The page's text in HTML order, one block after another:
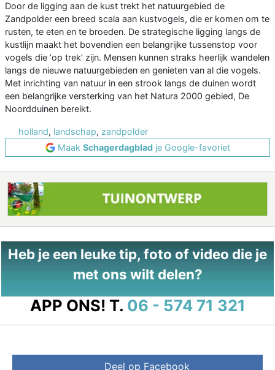
Door de ligging aan de kust trekt het natuurgebied de
Zandpolder een breed scala aan kustvogels, die er komen om te
rusten, te eten en te broeden. De strategische ligging langs de
kustlijn maakt het bovendien een belangrijke tussenstop voor
vogels die ‘op trek’ zijn. Mensen kunnen straks heerlijk wandelen
langs de nieuwe natuurgebieden en genieten van al die vogels.
Met inrichting van natuur in een strook langs de duinen wordt
een belangrijke versterking van het Natura 2000 gebied, De
Noordduinen bereikt.
holland, landschap, zandpolder
Maak Schagerdagbladje Google-favoriet
Heb je een leuke tip, foto of video die je
met ons wilt delen?
APP ONS! T. 06 - 574 71 321
Deel op Facebook